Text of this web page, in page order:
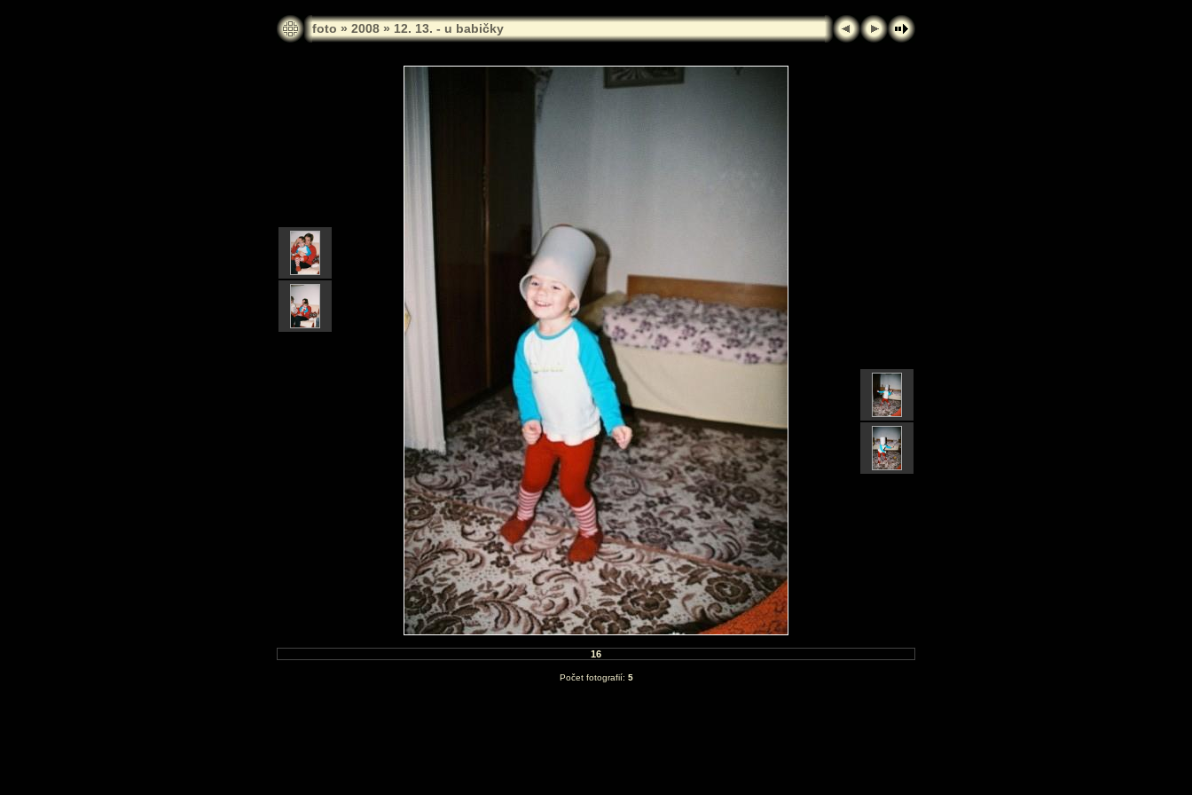
foto » 2008 » 12. 13. - u babičky
16
Počet fotografií: 5